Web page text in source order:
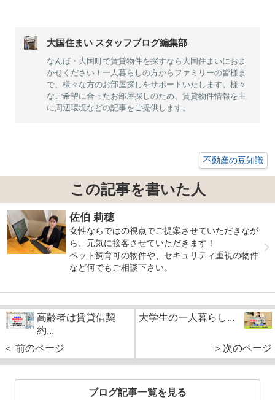
大国住まい スタッフブログ編集部
なんば・大国町で賃貸物件を探すなら大国住まいにおま
かせください！一人暮らしの方からファミリーの皆様ま
で、様々な方のお部屋探しをサポートいたします。様々
なご希望に合ったお部屋探しのため、賃貸物件情報を主
に周辺環境などの記事をご提供します。
不動産の豆知識
この記事を書いた人
佐伯 莉穂
女性ならではの視点でご提案させていただきなが
ら、元気に接客させていただきます！
ペット飼育可の物件や、セキュリティ重視の物件
など何でもご相談下さい。
高齢者は賃貸借契
約...
＜ 前のページ
大学生の一人暮らし...
＞次のページ
ブログ記事一覧を見る